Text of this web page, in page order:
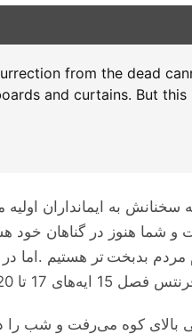
from the dead
and curtains. But this
به ایمانداران
شما هنوز در گناهان خود
مردم بدبخت تر هستیم
17 تا 20 )
بالای کوه می‌رفت و شب